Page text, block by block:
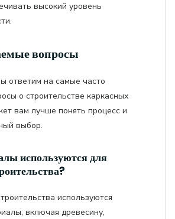
высокий уровень
вопросы
ответим на самые часто
о строительстве каркасных
вам лучше понять процесс и
выбор.
используются для
используются
включая древесину,